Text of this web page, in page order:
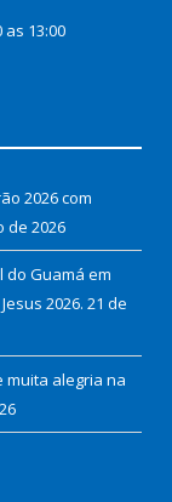
13:00
2026 com
de 2026
do Guamá em
2026. 21 de
muita alegria na